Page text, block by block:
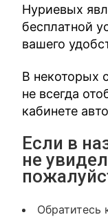
Нуриевых
бесплатной
вашего
В некоторых
не всегда
кабинете
Если в
не
Обратитесь